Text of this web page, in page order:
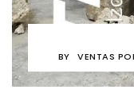
BY
VENTAS